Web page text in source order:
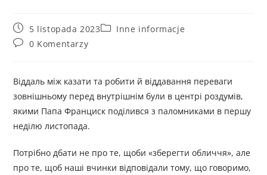
5 listopada 2023
Inne informacje
0 Komentarzy
Віддаль між казати та робити й віддавання переваги
зовнішньому перед внутрішнім були в центрі роздумів,
якими Папа Франциск поділився з паломниками в першу
неділю листопада.
Потрібно дбати не про те, щоби «зберегти обличчя», але
про те, щоб наші вчинки відповідали тому, що говоримо,